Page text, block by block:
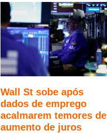
Wall St sobe após
dados de emprego
acalmarem temores de
aumento de juros